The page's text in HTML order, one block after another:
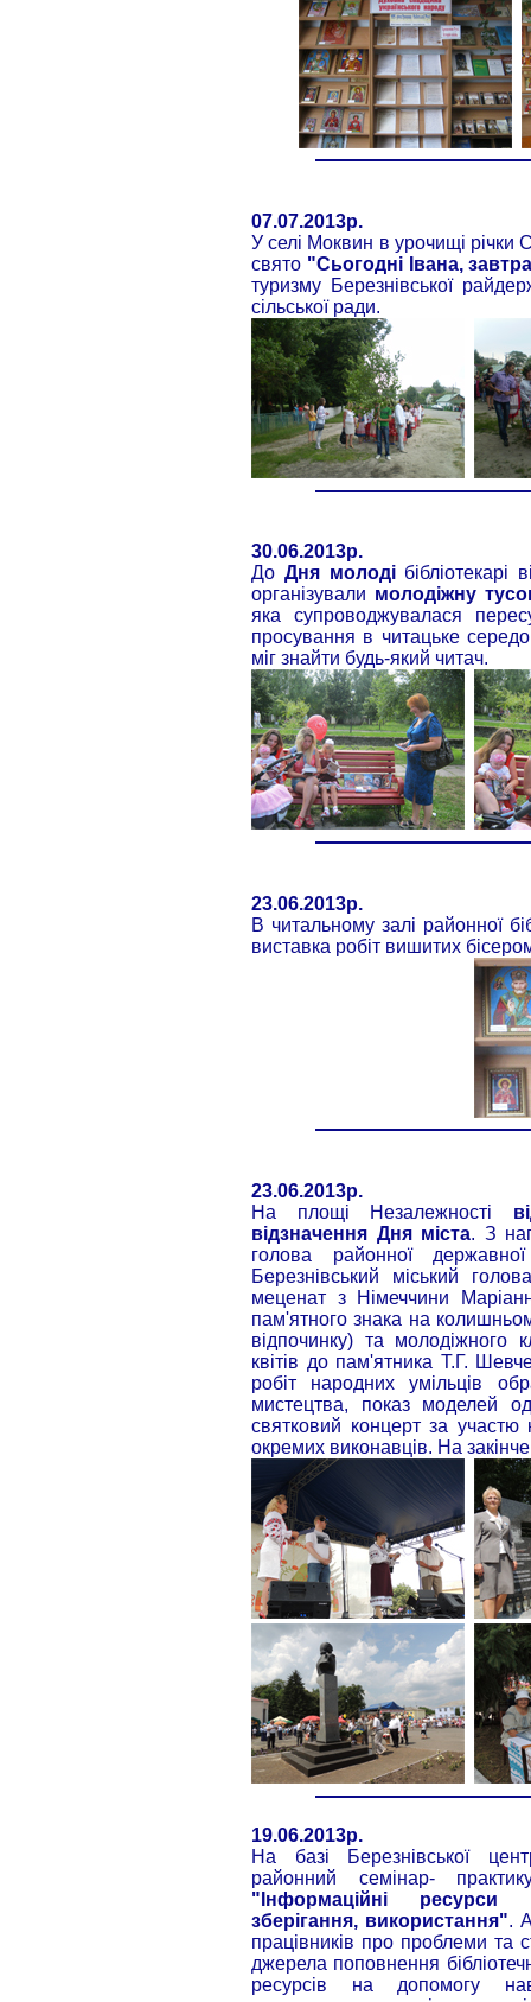
07.07.2013р.
У селі Моквин в урочищі річки
свято "Сьогодні Івана,
туризму Березнівської
сільської ради.
30.06.2013р.
До Дня молодібібліотекарі
організували молодіжну
яка супроводжувалася
просування в читацьке
міг знайти будь-який читач.
23.06.2013р.
В читальному залі районної
виставка робіт вишитих
23.06.2013р.
На площі Незалежності
відзначення Дня міста. З
голова районної
Березнівський міський
меценат з Німеччини
пам'ятного знака на
відпочинку) та молодіжного
квітів до пам'ятника Т.Г.
робіт народних умільців
мистецтва, показ моделей
святковий концерт за участю
окремих виконавців. На
19.06.2013р.
На базі Березнівської
районний семінар-
"Інформаційні ресурси
зберігання, використання".
працівників про проблеми та
джерела поповнення
ресурсів на допомогу